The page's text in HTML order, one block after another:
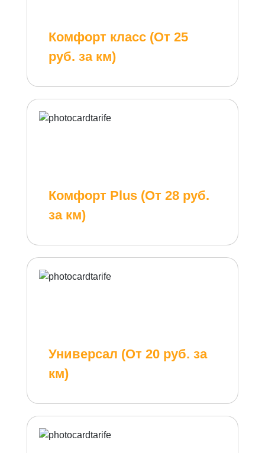
Комфорт класс (От 25
руб. за км)
Комфорт Plus (От 28 руб.
за км)
Универсал (От 20 руб. за
км)